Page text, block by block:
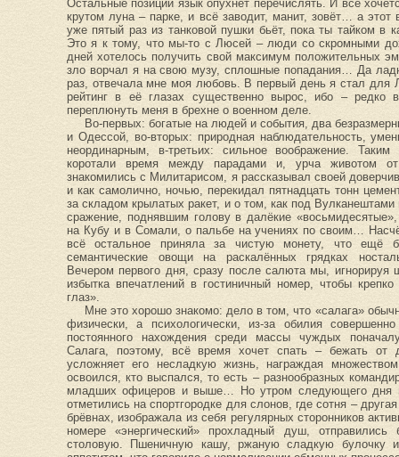
Остальные позиции язык опухнет перечислять. И всё
крутом луна – парке, и всё заводит, манит, зовёт… а этот
уже пятый раз из танковой пушки бьёт, пока ты тайком
Это я к тому, что мы-то с Люсей – люди со скромными
дней хотелось получить свой максимум положительных
зло ворчал я на свою музу, сплошные попадания… Да
раз, отвечала мне моя любовь. В первый день я стал для
рейтинг в её глазах существенно вырос, ибо – редко
переплюнуть меня в брехне о военном деле.
Во-первых: богатые на людей и события, два
и Одессой, во-вторых: природная наблюдательность,
неординарным, в-третьих: сильное воображение.
коротали время между парадами и, урча животом от
знакомились с Милитарисом, я рассказывал своей
и как самолично, ночью, перекидал пятнадцать тонн
за складом крылатых ракет, и о том, как под
сражение, поднявшим голову в далёкие
на Кубу и в Сомали, о пальбе на учениях по своим…
всё остальное приняла за чистую монету, что ещё
семантические овощи на раскалённых грядках
Вечером первого дня, сразу после салюта мы,
избытка впечатлений в гостиничный номер, чтобы
глаз».
Мне это хорошо знакомо: дело в том, что «салага»
физически, а психологически, из-за обилия
постоянного нахождения среди массы чуждых
Салага, поэтому, всё время хочет спать – бежать от
усложняет его несладкую жизнь, награждая
освоился, кто выспался, то есть – разнообразных
младших офицеров и выше… Но утром следующего дня
отметились на спортгородке для слонов, где сотня –
брёвнах, изображала из себя регулярных сторонников
номере «энергический» прохладный душ,
столовую. Пшеничную кашу, ржаную сладкую булочку